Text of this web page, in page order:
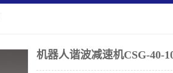
机器人谐波减速机CSG-40-